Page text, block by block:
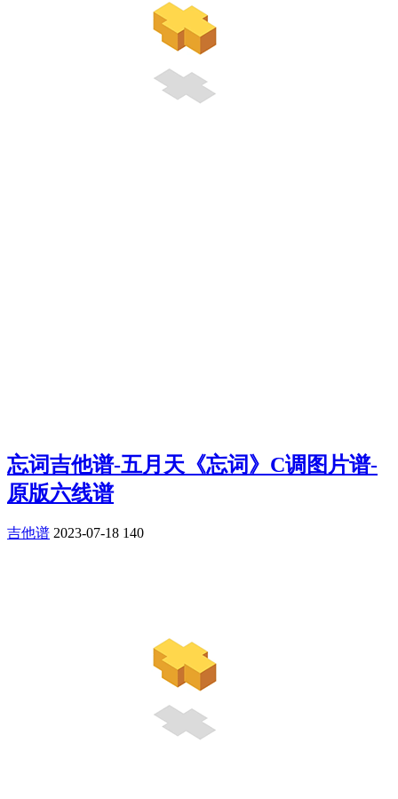
忘词吉他谱-五月天《忘词》C调图片谱-
原版六线谱
吉他谱 2023-07-18 140